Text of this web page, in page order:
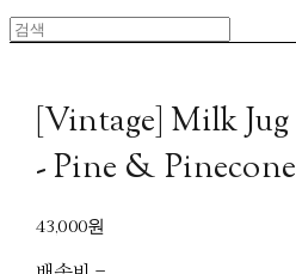
[Vintage] Milk Jug
- Pine & Pinecone
43,000원